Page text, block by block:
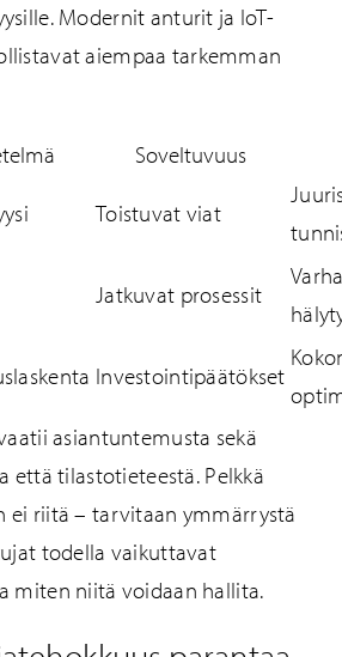
Modernit anturit ja IoT-
aiempaa tarkemman
Soveltuvuus
Toistuvat viat
Jatkuvat prosessit
Investointipäätökset
asiantuntemusta sekä
että tilastotieteestä. Pelkkä
ei riitä – tarvitaan ymmärrystä
todella vaikuttavat
miten niitä voidaan hallita.